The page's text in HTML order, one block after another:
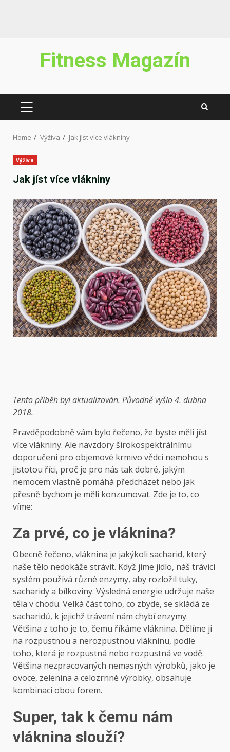
Fitness Magazín
PRIMARY
Home Výživa Jak jíst více vlákniny
Výživa
Jak jíst více vlákniny
Tento příběh byl aktualizován. Původně vyšlo 4. dubna
2018.
Pravděpodobně vám bylo řečeno, že byste měli jíst
více vlákniny. Ale navzdory širokospektrálnímu
doporučení pro objemové krmivo vědci nemohou s
jistotou říci, proč je pro nás tak dobré, jakým
nemocem vlastně pomáhá předcházet nebo jak
přesně bychom je měli konzumovat. Zde je to, co
víme:
Za prvé, co je vláknina?
Obecně řečeno, vláknina je jakýkoli sacharid, který
naše tělo nedokáže strávit. Když jíme jídlo, náš trávicí
systém používá různé enzymy, aby rozložil tuky,
sacharidy a bílkoviny. Výsledná energie udržuje naše
těla v chodu. Velká část toho, co zbyde, se skládá ze
sacharidů, k jejichž trávení nám chybí enzymy.
Většina z toho je to, čemu říkáme vláknina. Dělíme ji
na rozpustnou a nerozpustnou vlákninu, podle
toho, která je rozpustná nebo rozpustná ve vodě.
Většina nezpracovaných nemasných výrobků, jako je
ovoce, zelenina a celozrnné výrobky, obsahuje
kombinaci obou forem.
Super, tak k čemu nám
vláknina slouží?